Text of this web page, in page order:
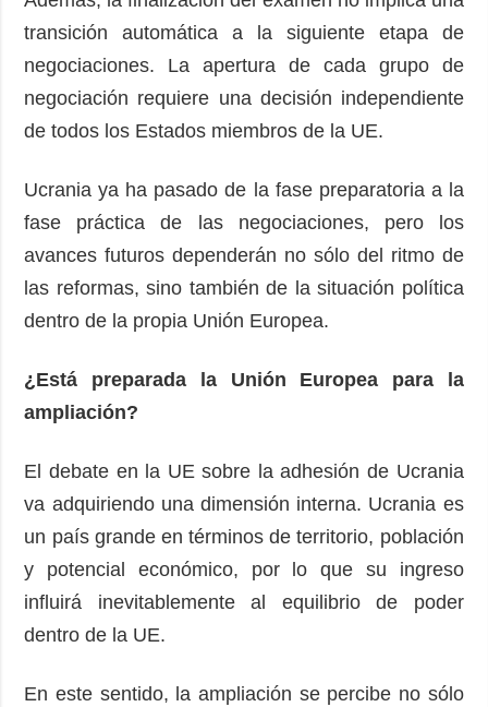
transición automática a la siguiente etapa de
negociaciones. La apertura de cada grupo de
negociación requiere una decisión independiente
de todos los Estados miembros de la UE.
Ucrania ya ha pasado de la fase preparatoria a la
fase práctica de las negociaciones, pero los
avances futuros dependerán no sólo del ritmo de
las reformas, sino también de la situación política
dentro de la propia Unión Europea.
¿Está preparada la Unión Europea para la
ampliación?
El debate en la UE sobre la adhesión de Ucrania
va adquiriendo una dimensión interna. Ucrania es
un país grande en términos de territorio, población
y potencial económico, por lo que su ingreso
influirá inevitablemente al equilibrio de poder
dentro de la UE.
En este sentido, la ampliación se percibe no sólo